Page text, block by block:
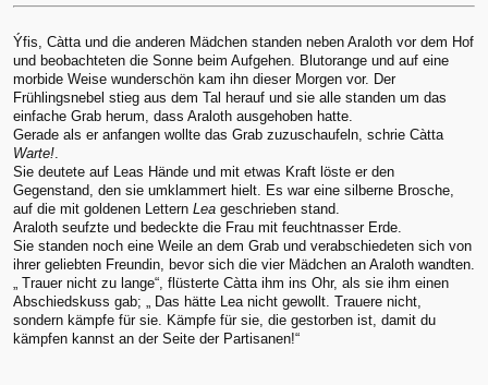
Ýfis, Càtta und die anderen Mädchen standen neben Araloth vor dem Hof
und beobachteten die Sonne beim Aufgehen. Blutorange und auf eine
morbide Weise wunderschön kam ihn dieser Morgen vor. Der
Frühlingsnebel stieg aus dem Tal herauf und sie alle standen um das
einfache Grab herum, dass Araloth ausgehoben hatte.
Gerade als er anfangen wollte das Grab zuzuschaufeln, schrie Càtta
Warte!.
Sie deutete auf Leas Hände und mit etwas Kraft löste er den
Gegenstand, den sie umklammert hielt. Es war eine silberne Brosche,
auf die mit goldenen Lettern Lea geschrieben stand.
Araloth seufzte und bedeckte die Frau mit feuchtnasser Erde.
Sie standen noch eine Weile an dem Grab und verabschiedeten sich von
ihrer geliebten Freundin, bevor sich die vier Mädchen an Araloth wandten.
„ Trauer nicht zu lange“, flüsterte Càtta ihm ins Ohr, als sie ihm einen
Abschiedskuss gab; „ Das hätte Lea nicht gewollt. Trauere nicht,
sondern kämpfe für sie. Kämpfe für sie, die gestorben ist, damit du
kämpfen kannst an der Seite der Partisanen!“